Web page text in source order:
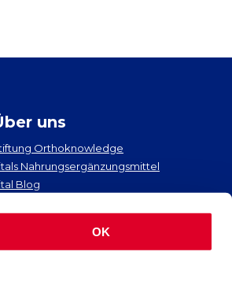
OK
uns
Orthoknowledge
Nahrungsergänzungsmittel
Blog